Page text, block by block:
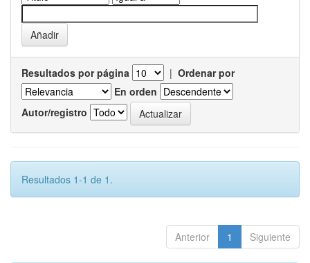
Resultados por página | Ordenar por
En orden
Autor/registro
Resultados 1-1 de 1.
Anterior 1 Siguiente